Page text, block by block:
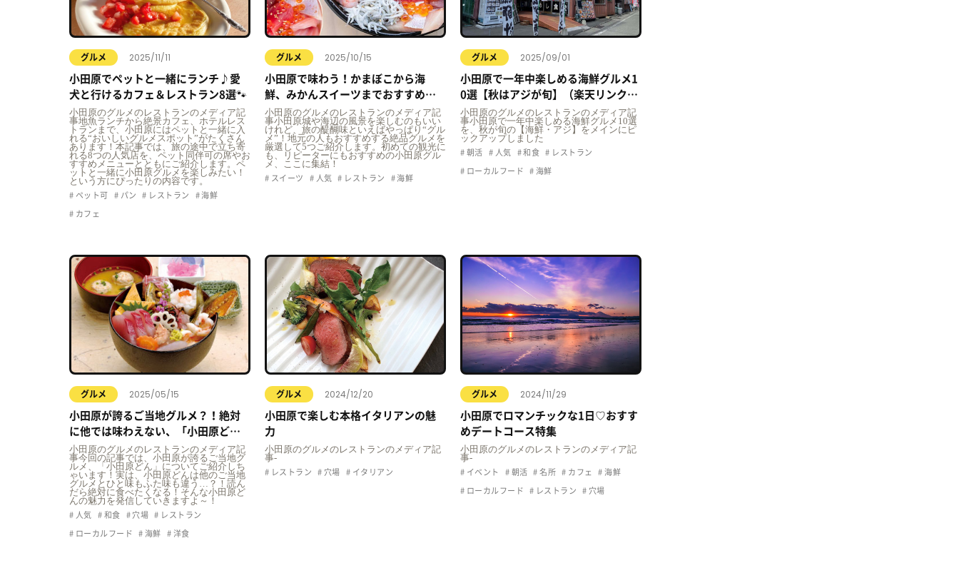
グルメ 2025/11/11
小田原でペットと一緒にランチ♪愛
犬と行けるカフェ＆レストラン8選🐾
小田原のグルメのレストランのメディア記
事地魚ランチから絶景カフェ、ホテルレス
トランまで、小田原にはペットと一緒に入
れる“おいしいグルメスポット”がたくさん
あります！本記事では、旅の途中で立ち寄
れる8つの人気店を、ペット同伴可の席やお
すすめメニューとともにご紹介します。ペ
ットと一緒に小田原グルメを楽しみたい！
という方にぴったりの内容です。
ペット可 パン レストラン 海鮮
カフェ
グルメ 2025/10/15
小田原で味わう！かまぼこから海
鮮、みかんスイーツまでおすすめグ
ルメ5選
小田原のグルメのレストランのメディア記
事小田原城や海辺の風景を楽しむのもいい
けれど、旅の醍醐味といえばやっぱり“グル
メ”！地元の人もおすすめする絶品グルメを
厳選して5つご紹介します。初めての観光に
も、リピーターにもおすすめの小田原グル
メ、ここに集結！
スイーツ 人気 レストラン 海鮮
グルメ 2025/09/01
小田原で一年中楽しめる海鮮グルメ1
0選【秋はアジが旬】（楽天リンク＆
関連記事付き）
小田原のグルメのレストランのメディア記
事小田原で一年中楽しめる海鮮グルメ10選
を、秋が旬の【海鮮・アジ】をメインにピ
ックアップしました
朝活 人気 和食 レストラン
ローカルフード 海鮮
グルメ 2025/05/15
小田原が誇るご当地グルメ？！絶対
に他では味わえない、「小田原ど
ん」についてご紹介！
小田原のグルメのレストランのメディア記
事今回の記事では、小田原が誇るご当地グ
ルメ、「小田原どん」についてご紹介しち
ゃいます！実は、小田原どんは他のご当地
グルメとひと味もふた味も違う…？！読ん
だら絶対に食べたくなる！そんな小田原ど
んの魅力を発信していきますよ～！
人気 和食 穴場 レストラン
ローカルフード 海鮮 洋食
グルメ 2024/12/20
小田原で楽しむ本格イタリアンの魅
力
小田原のグルメのレストランのメディア記
事-
レストラン 穴場 イタリアン
グルメ 2024/11/29
小田原でロマンチックな1日♡おすす
めデートコース特集
小田原のグルメのレストランのメディア記
事-
イベント 朝活 名所 カフェ 海鮮
ローカルフード レストラン 穴場